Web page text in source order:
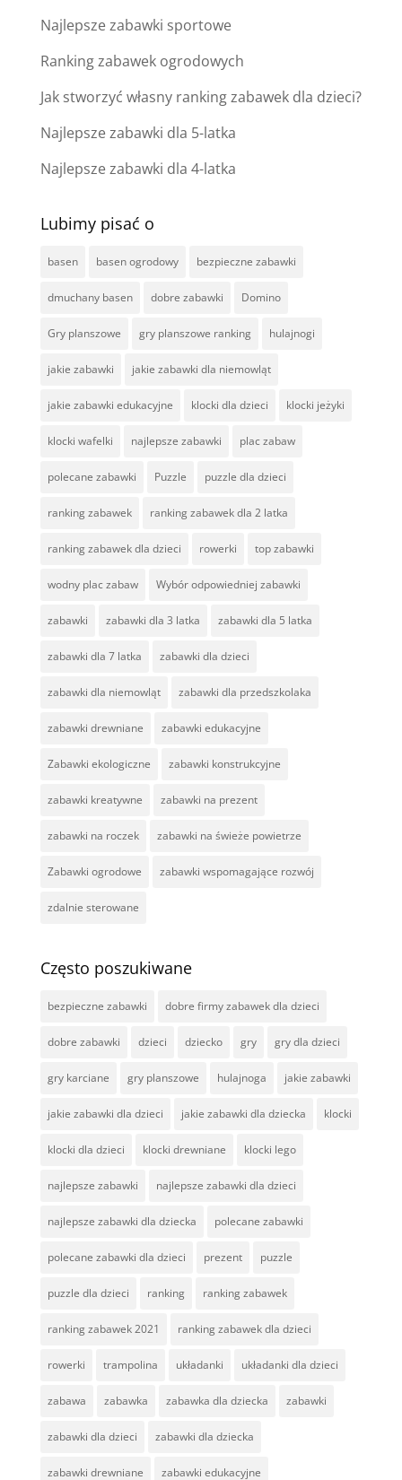
Najlepsze zabawki sportowe
Ranking zabawek ogrodowych
Jak stworzyć własny ranking zabawek dla dzieci?
Najlepsze zabawki dla 5-latka
Najlepsze zabawki dla 4-latka
Lubimy pisać o
basen basen ogrodowy bezpieczne zabawki
dmuchany basen dobre zabawki Domino
Gry planszowe gry planszowe ranking hulajnogi
jakie zabawki jakie zabawki dla niemowląt
jakie zabawki edukacyjne klocki dla dzieci klocki jeżyki
klocki wafelki najlepsze zabawki plac zabaw
polecane zabawki Puzzle puzzle dla dzieci
ranking zabawek ranking zabawek dla 2 latka
ranking zabawek dla dzieci rowerki top zabawki
wodny plac zabaw Wybór odpowiedniej zabawki
zabawki zabawki dla 3 latka zabawki dla 5 latka
zabawki dla 7 latka zabawki dla dzieci
zabawki dla niemowląt zabawki dla przedszkolaka
zabawki drewniane zabawki edukacyjne
Zabawki ekologiczne zabawki konstrukcyjne
zabawki kreatywne zabawki na prezent
zabawki na roczek zabawki na świeże powietrze
Zabawki ogrodowe zabawki wspomagające rozwój
zdalnie sterowane
Często poszukiwane
bezpieczne zabawki dobre firmy zabawek dla dzieci
dobre zabawki dzieci dziecko gry gry dla dzieci
gry karciane gry planszowe hulajnoga jakie zabawki
jakie zabawki dla dzieci jakie zabawki dla dziecka klocki
klocki dla dzieci klocki drewniane klocki lego
najlepsze zabawki najlepsze zabawki dla dzieci
najlepsze zabawki dla dziecka polecane zabawki
polecane zabawki dla dzieci prezent puzzle
puzzle dla dzieci ranking ranking zabawek
ranking zabawek 2021 ranking zabawek dla dzieci
rowerki trampolina układanki układanki dla dzieci
zabawa zabawka zabawka dla dziecka zabawki
zabawki dla dzieci zabawki dla dziecka
zabawki drewniane zabawki edukacyjne